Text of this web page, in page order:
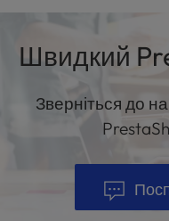
Швидкий
Зверніться до